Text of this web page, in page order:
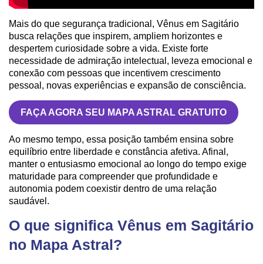
Mais do que segurança tradicional, Vênus em Sagitário
busca relações que inspirem, ampliem horizontes e
despertem curiosidade sobre a vida. Existe forte
necessidade de admiração intelectual, leveza emocional e
conexão com pessoas que incentivem crescimento
pessoal, novas experiências e expansão de consciência.
FAÇA AGORA SEU MAPA ASTRAL GRATUITO
Ao mesmo tempo, essa posição também ensina sobre
equilíbrio entre liberdade e constância afetiva. Afinal,
manter o entusiasmo emocional ao longo do tempo exige
maturidade para compreender que profundidade e
autonomia podem coexistir dentro de uma relação
saudável.
O que significa Vênus em Sagitário
no Mapa Astral?